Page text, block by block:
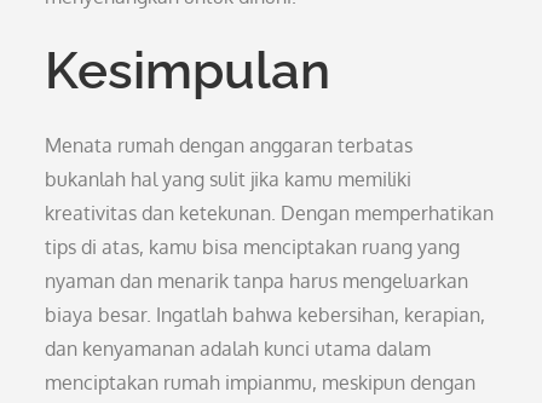
Kesimpulan
Menata rumah dengan anggaran terbatas
bukanlah hal yang sulit jika kamu memiliki
kreativitas dan ketekunan. Dengan memperhatikan
tips di atas, kamu bisa menciptakan ruang yang
nyaman dan menarik tanpa harus mengeluarkan
biaya besar. Ingatlah bahwa kebersihan, kerapian,
dan kenyamanan adalah kunci utama dalam
menciptakan rumah impianmu, meskipun dengan